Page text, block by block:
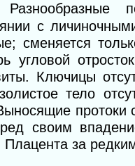
Разнообразные
с
сменяется
угловой
Ключицы
тело
протоки
своим
за